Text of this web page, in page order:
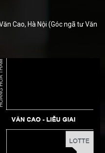
Cao, Hà Nội (Góc ngã tư Văn